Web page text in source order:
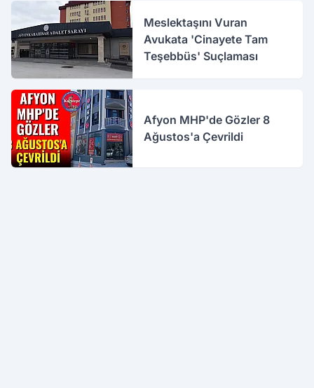
Meslektaşını Vuran
Avukata 'Cinayete Tam
Teşebbüs' Suçlaması
Afyon MHP'de Gözler 8
Ağustos'a Çevrildi